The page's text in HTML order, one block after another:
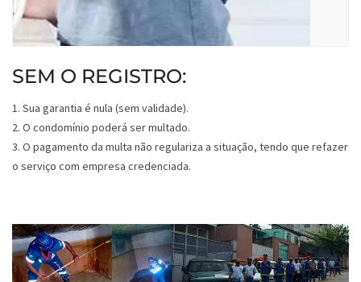
SEM O REGISTRO:
1. Sua garantia é nula (sem validade).
2. O condomínio poderá ser multado.
3. O pagamento da multa não regulariza a situação, tendo que refazer
o serviço com empresa credenciada.